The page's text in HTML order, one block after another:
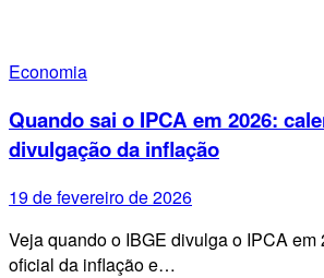
Economia
Quando sai o IPCA em 2026:
divulgação da inflação
19 de fevereiro de 2026
Veja quando o IBGE divulga o IPCA
oficial da inflação e…